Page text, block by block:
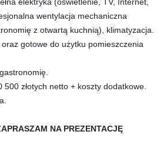
wentylacja mechaniczna
z otwartą kuchnią), klimatyzacja.
gotowe do użytku pomieszczenia
złotych netto + koszty dodatkowe.
NA PREZENTACJĘ